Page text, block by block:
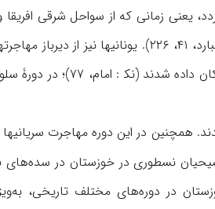
زمانی که از سواحل شرقی افریقا
کرانه‌های خلیج ‌فارس و سپس خوزستان آمده‌اند (نک‍ : امام، ۷۳؛
عهد هخامنشی، گروهی از آنان
همچنین در این دوره مهاجرت سریانیها
نسطوری در خوزستان در سده‌های
به خوزستان در دوره‌های مختلف